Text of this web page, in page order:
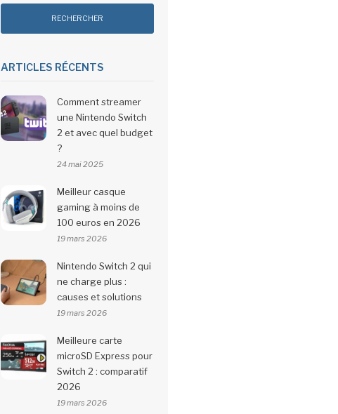
ARTICLES RÉCENTS
Comment streamer
une Nintendo Switch
2 et avec quel budget
?
24 mai 2025
Meilleur casque
gaming à moins de
100 euros en 2026
19 mars 2026
Nintendo Switch 2 qui
ne charge plus :
causes et solutions
19 mars 2026
Meilleure carte
microSD Express pour
Switch 2 : comparatif
2026
19 mars 2026